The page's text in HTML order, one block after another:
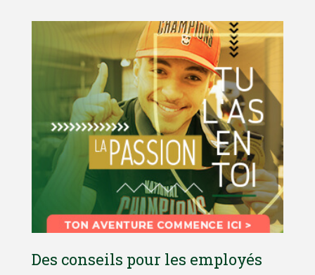
Des conseils pour les employés